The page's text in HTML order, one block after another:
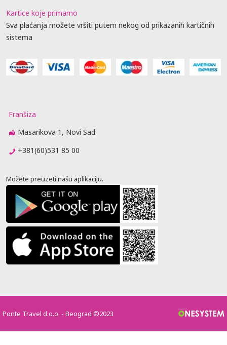
Kartice koje primamo
Sva plaćanja možete vršiti putem nekog od prikazanih kartičnih
sistema
Franšiza
Masarikova 1, Novi Sad
+381(60)531 85 00
Možete preuzeti našu aplikaciju.
Ponte Travel d.o.o. - Beograd ©2023